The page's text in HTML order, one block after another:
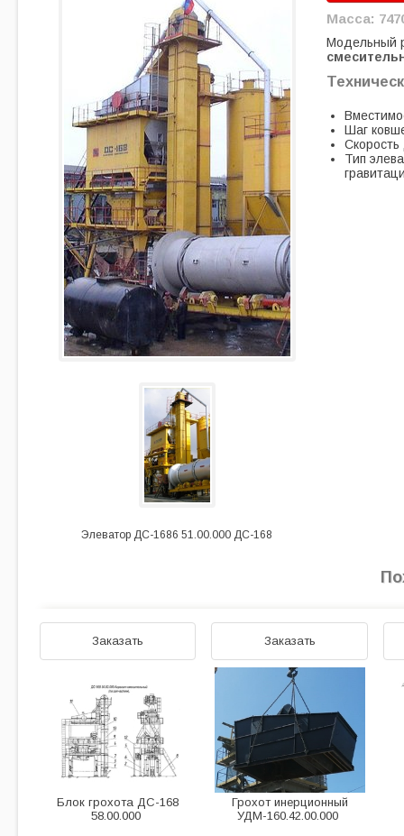
Элеватор ДС-1686 51.00.000 ДС-168
Масса:
Модельный
Шаг
Тип
Заказать
Блок грохота ДС-168
58.00.000
Заказать
Грохот инерционный
УДМ-160.42.00.000